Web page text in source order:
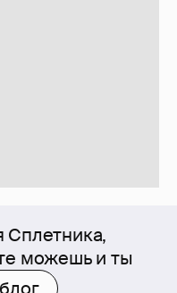
Сплетника,
можешь и ты